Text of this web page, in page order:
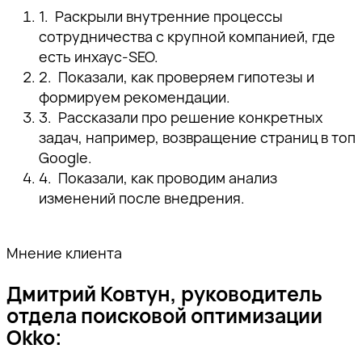
Раскрыли внутренние процессы
сотрудничества с крупной компанией, где
есть инхаус-SEO.
Показали, как проверяем гипотезы и
формируем рекомендации.
Рассказали про решение конкретных
задач, например, возвращение страниц в топ
Google.
Показали, как проводим анализ
изменений после внедрения.
Мнение клиента
Дмитрий Ковтун, руководитель
отдела поисковой оптимизации
Okko: